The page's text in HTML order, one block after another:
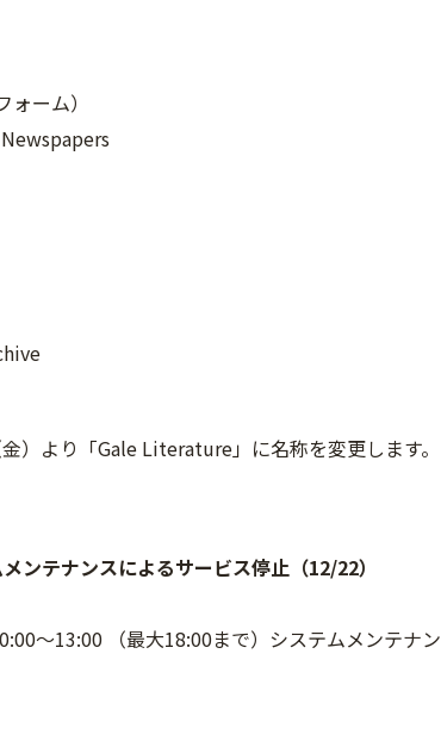
ーム）
より「Gale Literature」に名称を変更します。
ンテナンスによるサービス停止（12/22）
～13:00 （最大18:00まで）システムメンテナン